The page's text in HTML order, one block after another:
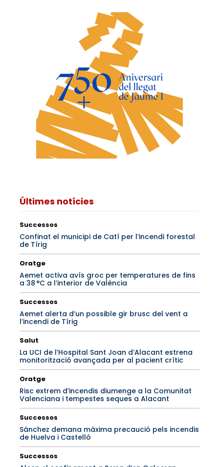
Últimes notícies
Successos
Confinat el municipi de Catí per l’incendi forestal
de Tírig
Oratge
Aemet activa avís groc per temperatures de fins
a 38 °C a l’interior de València
Successos
Aemet alerta d’un possible gir brusc del vent a
l’incendi de Tírig
Salut
La UCI de l’Hospital Sant Joan d’Alacant estrena
monitorització avançada per al pacient crític
Oratge
Risc extrem d’incendis diumenge a la Comunitat
Valenciana i tempestes seques a Alacant
Successos
Sánchez demana màxima precaució pels incendis
de Huelva i Castelló
Successos